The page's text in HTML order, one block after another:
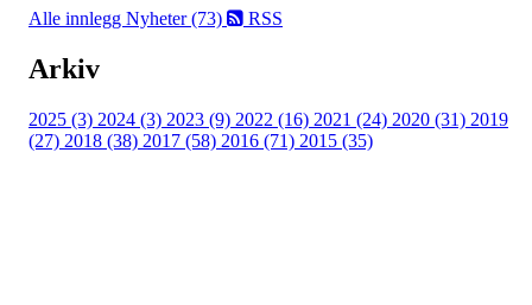
Alle innlegg Nyheter (73) RSS
Arkiv
2025 (3) 2024 (3) 2023 (9) 2022 (16) 2021 (24) 2020 (31) 2019
(27) 2018 (38) 2017 (58) 2016 (71) 2015 (35)